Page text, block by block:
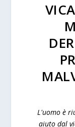
L'uomo è
aiuto dal